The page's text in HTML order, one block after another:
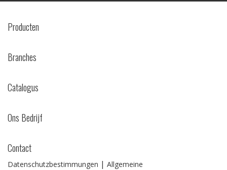
Producten
Branches
Catalogus
Ons Bedrijf
Contact
Datenschutzbestimmungen | Allgemeine